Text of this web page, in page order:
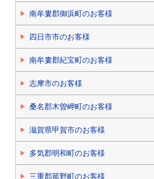
南牟婁郡御浜町のお客様
四日市市のお客様
南牟婁郡紀宝町のお客様
志摩市のお客様
桑名郡木曽岬町のお客様
滋賀県甲賀市のお客様
多気郡明和町のお客様
三重郡菰野町のお客様